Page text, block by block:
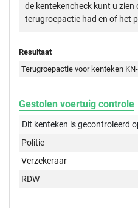
de kentekencheck kunt u zien
terugroepactie had en of het
Resultaat
Terugroepactie voor kenteken
Gestolen voertuig controle
Dit kenteken is gecontroleerd
Politie
Verzekeraar
RDW